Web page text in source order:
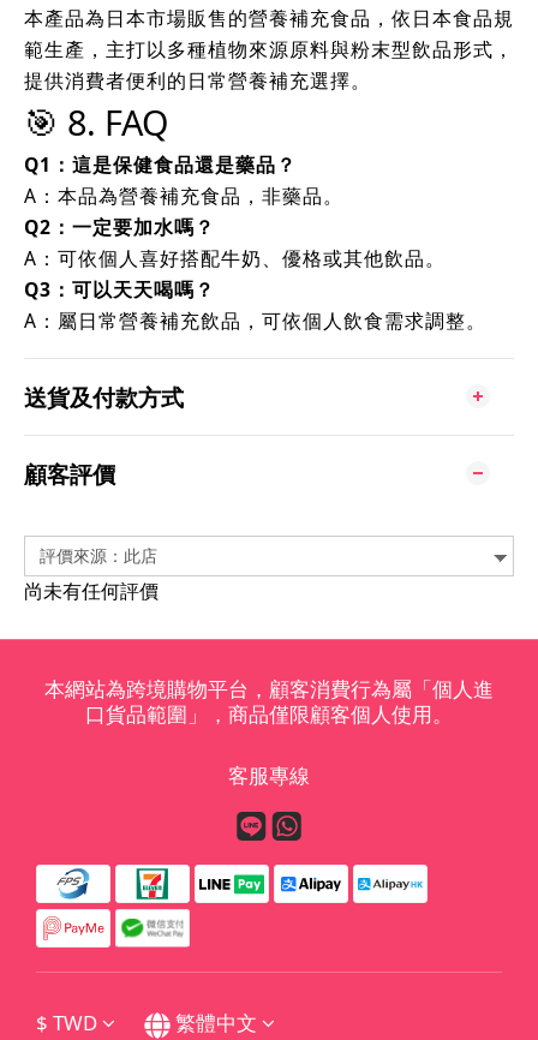
本產品為日本市場販售的營養補充食品，依日本食品規
範生產，主打以多種植物來源原料與粉末型飲品形式，
提供消費者便利的日常營養補充選擇。
🎯 8. FAQ
Q1：這是保健食品還是藥品？
A：本品為營養補充食品，非藥品。
Q2：一定要加水嗎？
A：可依個人喜好搭配牛奶、優格或其他飲品。
Q3：可以天天喝嗎？
A：屬日常營養補充飲品，可依個人飲食需求調整。
送貨及付款方式
顧客評價
尚未有任何評價
本網站為跨境購物平台，顧客消費行為屬「個人進
口貨品範圍」，商品僅限顧客個人使用。
客服專線
$ TWD 繁體中文